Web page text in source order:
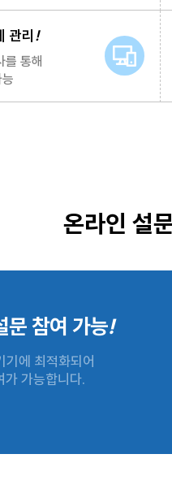
관리 !
를 통해
온라인 설
문 참여 가능!
에 최적화되어
가 가능합니다.